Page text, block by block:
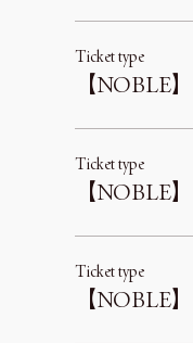
Ticket type
【NOBLE
Ticket type
【NOBLE
Ticket type
【NOBLE